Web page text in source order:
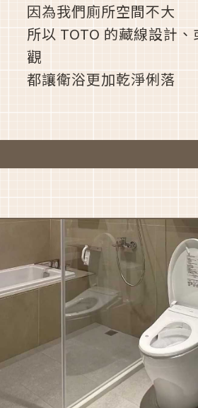
因為我們廁所空間不大
所以 TOTO 的藏線設計
觀
都讓衛浴更加乾淨俐落